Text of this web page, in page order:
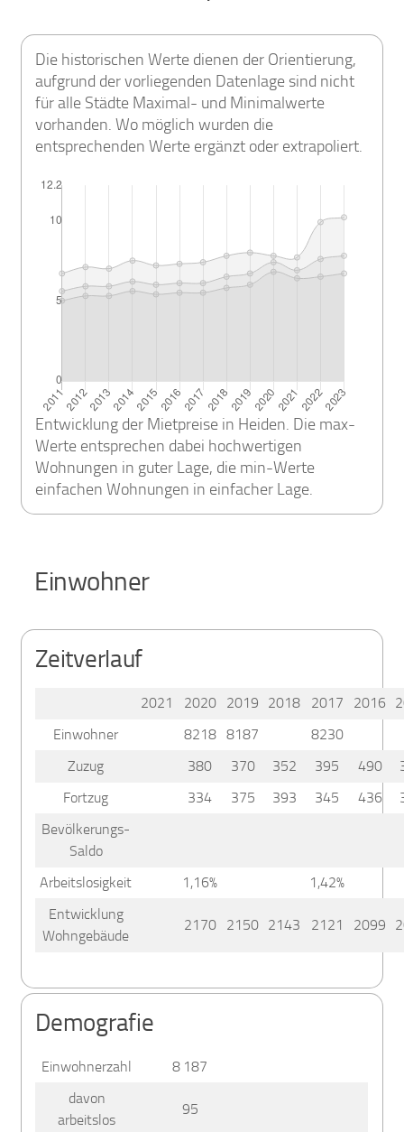
Die historischen Werte dienen der Orientierung,
aufgrund der vorliegenden Datenlage sind nicht
für alle Städte Maximal- und Minimalwerte
vorhanden. Wo möglich wurden die
entsprechenden Werte ergänzt oder extrapoliert.
Entwicklung der Mietpreise in Heiden. Die max-
Werte entsprechen dabei hochwertigen
Wohnungen in guter Lage, die min-Werte
einfachen Wohnungen in einfacher Lage.
Einwohner
Zeitverlauf
2021 2020 2019 2018 2017 2016
Einwohner
8218 8187
8230
Zuzug
380 370 352 395 490
Fortzug
334 375 393 345 436
Bevölkerungs-
Saldo
Arbeitslosigkeit
1,16%
1,42%
Entwicklung
Wohngebäude
2170 2150 2143 2121 2099
Demografie
Einwohnerzahl
8 187
davon
arbeitslos
95